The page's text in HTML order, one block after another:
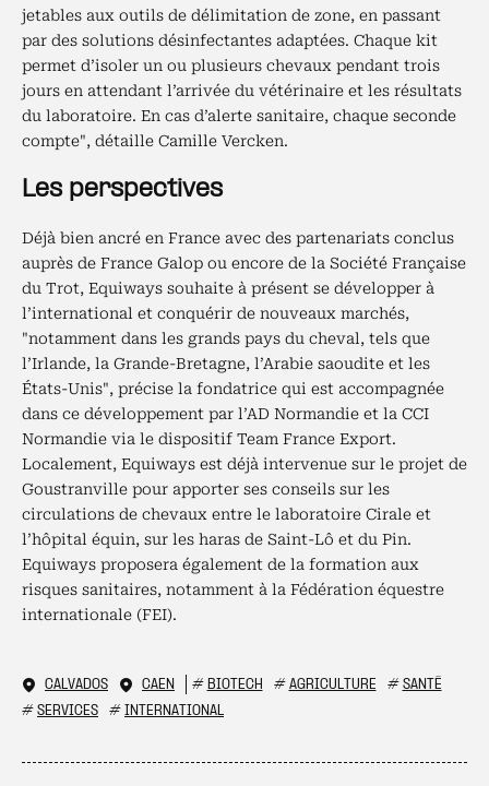
jetables aux outils de délimitation de zone, en passant
par des solutions désinfectantes adaptées. Chaque kit
permet d’isoler un ou plusieurs chevaux pendant trois
jours en attendant l’arrivée du vétérinaire et les résultats
du laboratoire. En cas d’alerte sanitaire, chaque seconde
compte", détaille Camille Vercken.
Les perspectives
Déjà bien ancré en France avec des partenariats conclus
auprès de France Galop ou encore de la Société Française
du Trot, Equiways souhaite à présent se développer à
l’international et conquérir de nouveaux marchés,
"notamment dans les grands pays du cheval, tels que
l’Irlande, la Grande-Bretagne, l’Arabie saoudite et les
États-Unis", précise la fondatrice qui est accompagnée
dans ce développement par l’AD Normandie et la CCI
Normandie via le dispositif Team France Export.
Localement, Equiways est déjà intervenue sur le projet de
Goustranville pour apporter ses conseils sur les
circulations de chevaux entre le laboratoire Cirale et
l’hôpital équin, sur les haras de Saint-Lô et du Pin.
Equiways proposera également de la formation aux
risques sanitaires, notamment à la Fédération équestre
internationale (FEI).
CALVADOS CAEN # BIOTECH # AGRICULTURE # SANTÉ
# SERVICES # INTERNATIONAL